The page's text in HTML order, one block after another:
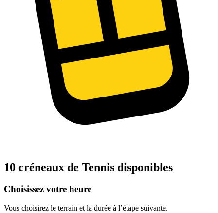
10 créneaux de Tennis disponibles
Choisissez votre heure
Vous choisirez le terrain et la durée à l’étape suivante.